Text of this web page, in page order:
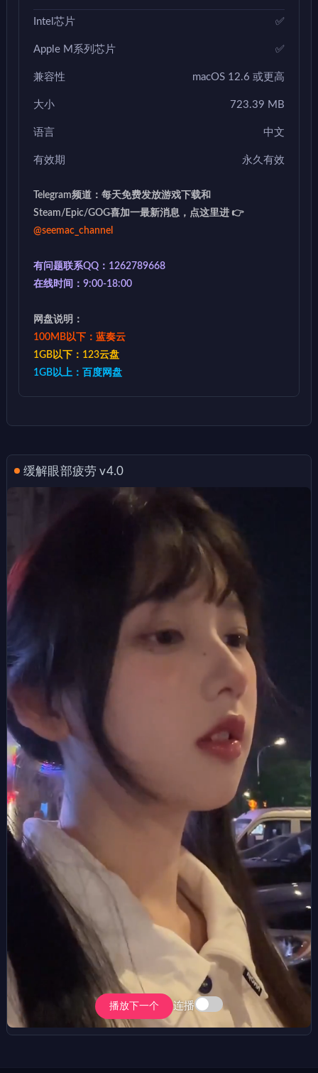
Intel芯片 ✅
Apple M系列芯片 ✅
兼容性 macOS 12.6 或更高
大小 723.39 MB
语言 中文
有效期 永久有效
Telegram频道：每天免费发放游戏下载和
Steam/Epic/GOG喜加一最新消息，点这里进 👉
@seemac_channel
有问题联系QQ：1262789668
在线时间：9:00-18:00
网盘说明：
100MB以下：蓝奏云
1GB以下：123云盘
1GB以上：百度网盘
缓解眼部疲劳 v4.0
播放下一个 连播